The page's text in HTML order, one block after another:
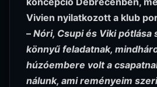
Vivien nyilatkozott a klub
– Nóri, Csupi és Viki pótlása
könnyű feladatnak,
húzóembere volt a
nálunk, ami reményeim